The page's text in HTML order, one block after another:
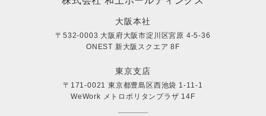
大阪本社
〒532-0003 大阪府大阪市淀川区宮原 4-5-36
ONEST 新大阪スクエア 8F
東京支店
〒171-0021 東京都豊島区西池袋 1-11-1
WeWork メトロポリタンプラザ 14F